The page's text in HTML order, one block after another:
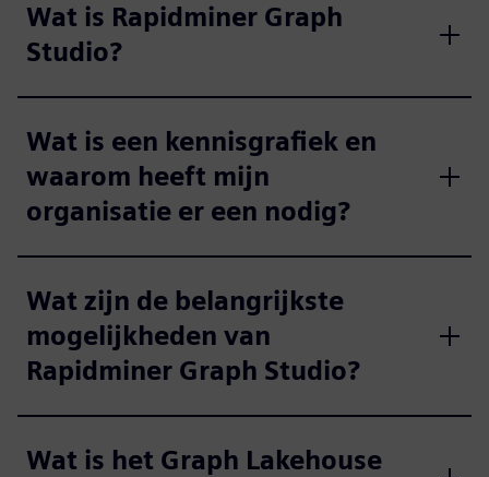
Wat is Rapidminer Graph
Studio?
Wat is een kennisgrafiek en
waarom heeft mijn
organisatie er een nodig?
Wat zijn de belangrijkste
mogelijkheden van
Rapidminer Graph Studio?
Wat is het Graph Lakehouse